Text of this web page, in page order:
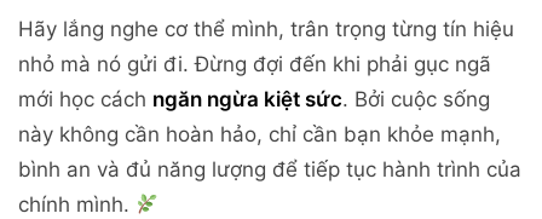
Hãy lắng nghe cơ thể mình, trân trọng từng tín hiệu
nhỏ mà nó gửi đi. Đừng đợi đến khi phải gục ngã
mới học cách ngăn ngừa kiệt sức. Bởi cuộc sống
này không cần hoàn hảo, chỉ cần bạn khỏe mạnh,
bình an và đủ năng lượng để tiếp tục hành trình của
chính mình.